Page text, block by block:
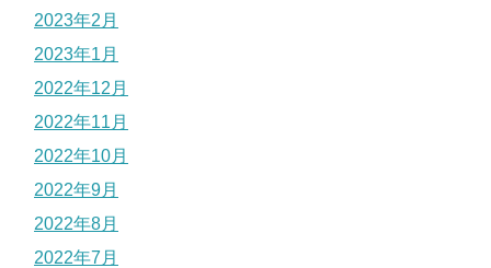
2023年2月
2023年1月
2022年12月
2022年11月
2022年10月
2022年9月
2022年8月
2022年7月